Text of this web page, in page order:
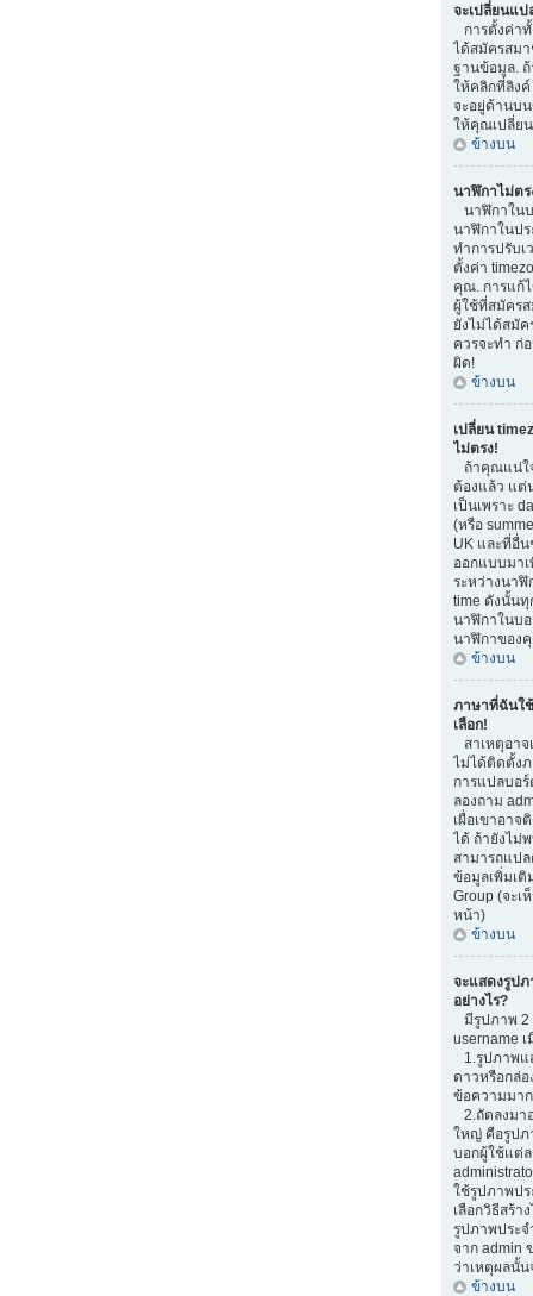
จะเปลี่ยนแป
การตั้งค่า
ได้สมัครสมา
ฐานข้อมูล. ถ้
ให้คลิกที่ลิง
จะอยู่ด้านบ
ให้คุณเปลี่ย
ข้างบน
นาฬิกาไม่ตร
นาฬิกาใน
นาฬิกาในป
ทำการปรับเ
ตั้งค่า
คุณ. การแก้
ผู้ใช้ที่สมัคร
ยังไม่ได้สมั
ควรจะทำ ก่
ผิด!
ข้างบน
เปลี่ยน
ไม่ตรง!
ถ้าคุณแน่ใ
ต้องแล้ว แต่
เป็นเพราะ
(หรือ
UK และที่อื่น
ออกแบบมาเ
ระหว่างนา
time ดังนั้นทุ
นาฬิกาในบ
นาฬิกาของ
ข้างบน
ภาษาที่ฉันใ
เลือก!
สาเหตุอาจ
ไม่ได้ติดตั้ง
การแปลบอ
ลองถาม
เผื่อเขาอา
ได้ ถ้ายังไม่
สามารถแป
ข้อมูลเพิ่มเติ
Group (จะเ
หน้า)
ข้างบน
จะแสดงรูป
อย่างไร?
มีรูปภาพ 2
username
1.รูปภาพแ
ดาวหรือกล่
ข้อความมา
2.ถัดลงมา
ใหญ่ คือรูปภ
บอกผู้ใช้แต่
ใช้รูปภาพป
เลือกวิธีสร้า
รูปภาพประ
จาก admin
ว่าเหตุผลนั้
ข้างบน